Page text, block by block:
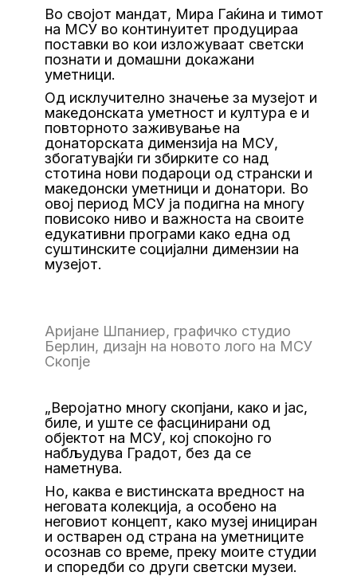
Во својот мандат, Мира Гаќина и тимот
на МСУ во континуитет продуцираа
поставки во кои изложуваат светски
познати и домашни докажани
уметници.
Од исклучително значење за музејот и
македонската уметност и култура е и
повторното заживување на
донаторската димензија на МСУ,
збогатувајќи ги збирките со над
стотина нови подароци од странски и
македонски уметници и донатори. Во
овој период МСУ ја подигна на многу
повисоко ниво и важноста на своите
едукативни програми како една од
суштинските социјални димензии на
музејот.
Аријане Шпаниер, графичко студио
Берлин, дизајн на новото лого на МСУ
Скопје
„Веројатно многу скопјани, како и јас,
биле, и уште се фасцинирани од
објектот на МСУ, кој спокојно го
набљудува Градот, без да се
наметнува.
Но, каква е вистинската вредност на
неговата колекција, а особено на
неговиот концепт, како музеј инициран
и остварен од страна на уметниците
осознав со време, преку моите студии
и споредби со други светски музеи.